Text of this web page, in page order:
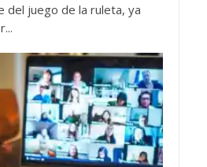
del juego de la ruleta, ya